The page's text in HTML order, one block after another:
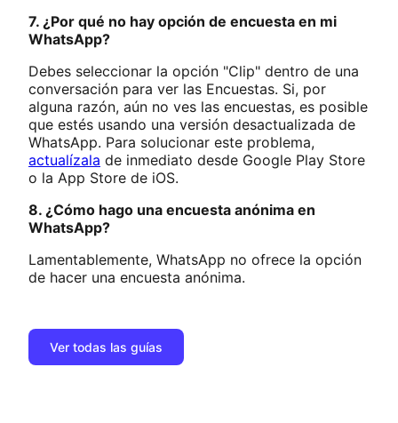
7. ¿Por qué no hay opción de encuesta en mi
WhatsApp?
Debes seleccionar la opción "Clip" dentro de una
conversación para ver las Encuestas. Si, por
alguna razón, aún no ves las encuestas, es posible
que estés usando una versión desactualizada de
WhatsApp. Para solucionar este problema,
actualízala de inmediato desde Google Play Store
o la App Store de iOS.
8. ¿Cómo hago una encuesta anónima en
WhatsApp?
Lamentablemente, WhatsApp no ofrece la opción
de hacer una encuesta anónima.
Ver todas las guías